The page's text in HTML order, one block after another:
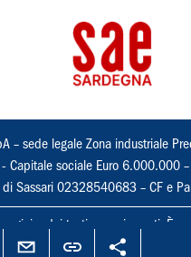
– sede legale Zona industriale
Capitale sociale Euro 6.000.000
di Sassari 02328540683 – CF e
e dei testi sono riservati. È
con qualsiasi mezzo e